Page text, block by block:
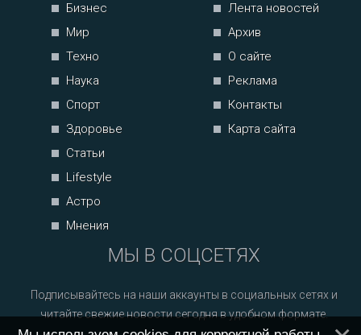
Бизнес
Мир
Техно
Наука
Спорт
Здоровье
Статьи
Lifestyle
Астро
Мнения
Лента новостей
Архив
О сайте
Реклама
Контакты
Карта сайта
МЫ В СОЦСЕТЯХ
Подписывайтесь на наши аккаунты в социальных сетях и
читайте свежие новости сегодня в удобном формате.